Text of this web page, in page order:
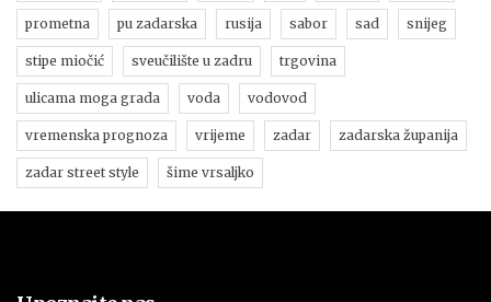
prometna pu zadarska rusija sabor sad snijeg
stipe miočić sveučilište u zadru trgovina
ulicama moga grada voda vodovod
vremenska prognoza vrijeme zadar zadarska županija
zadar street style šime vrsaljko